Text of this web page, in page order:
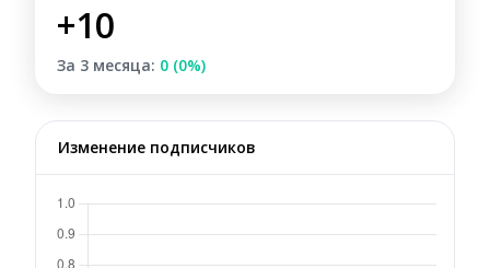
+10
За 3 месяца: 0 (0%)
Изменение подписчиков